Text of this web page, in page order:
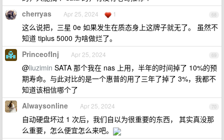
68
cherryas Apr 25, 2024 1
这么说把，三星 0e 如果发生在质态身上这牌子就无了。 虽然不
知道 tiplus 5000 为啥做烂了。
69
PrinceofInj Apr 25, 2024
@liuzimin SATA 那个我在 nas 上用，半年的时间掉了 10%的预
期寿命。与此对比的是一个惠普的用了三年了掉了 3%，我都不
知道该相信哪个了
70
Alwaysonline Apr 25, 2024
自动硬盘坏过 1 次后，我们自以为很重要的东西， 其实真没那
么重要，怎么便宜怎么来吧。